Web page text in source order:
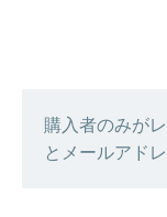
購入者のみが
とメールアド